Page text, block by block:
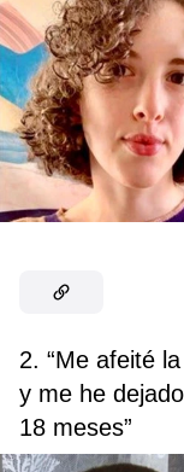
2. “Me afeité
y me he
18 meses”